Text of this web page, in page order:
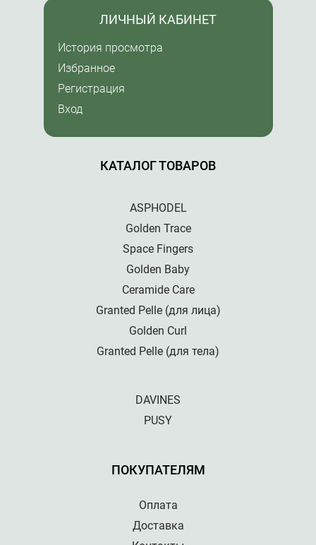
КАТАЛОГ ТОВАРОВ
ASPHODEL
Golden Trace
Space Fingers
Golden Baby
Ceramide Care
Granted Pelle (для лица)
Golden Curl
Granted Pelle (для тела)
DAVINES
PUSY
ПОКУПАТЕЛЯМ
Оплата
Доставка
ЛИЧНЫЙ КАБИНЕТ
История просмотра
Избранное
Регистрация
Вход